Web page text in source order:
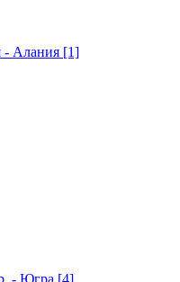
- Алания [1]
- Югра [4]